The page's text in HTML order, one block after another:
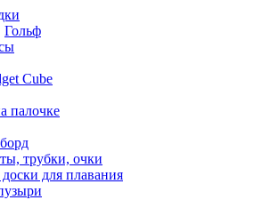
Гольф
Cube
палочке
трубки, очки
для плавания